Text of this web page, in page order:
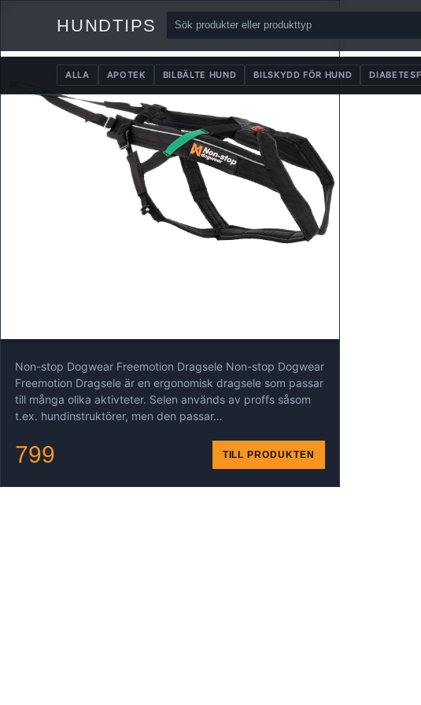
HUNDTIPS
ALLA APOTEK BILBÄLTE HUND BILSKYDD FÖR HUND
Non-stop Dogwear Freemotion Dragsele Non-stop Dogwear
Freemotion Dragsele är en ergonomisk dragsele som passar
till många olika aktivteter. Selen används av proffs såsom
t.ex. hundinstruktörer, men den passar…
799 TILL PRODUKTEN